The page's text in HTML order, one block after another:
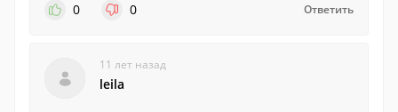
0
0 Ответить
11 лет назад
leila